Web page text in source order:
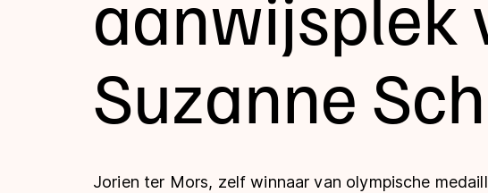
Tijden & historie
De weg op
Schaatsfans
Suzanne
Jorien ter Mors, zelf winnaar van olympische